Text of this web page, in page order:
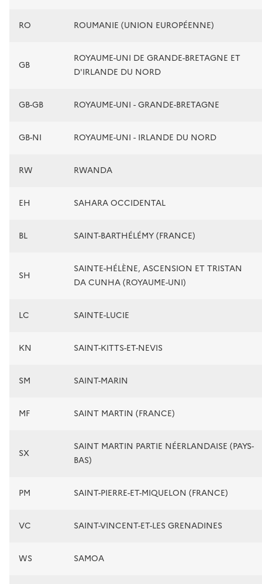
RO ROUMANIE (UNION EUROPÉENNE)
GB
ROYAUME-UNI DE GRANDE-BRETAGNE ET
D'IRLANDE DU NORD
GB-GB ROYAUME-UNI - GRANDE-BRETAGNE
GB-NI ROYAUME-UNI - IRLANDE DU NORD
RW RWANDA
EH SAHARA OCCIDENTAL
BL SAINT-BARTHÉLÉMY (FRANCE)
SH
SAINTE-HÉLÈNE, ASCENSION ET TRISTAN
DA CUNHA (ROYAUME-UNI)
LC SAINTE-LUCIE
KN SAINT-KITTS-ET-NEVIS
SM SAINT-MARIN
MF SAINT MARTIN (FRANCE)
SX
SAINT MARTIN PARTIE NÉERLANDAISE (PAYS-
BAS)
PM SAINT-PIERRE-ET-MIQUELON (FRANCE)
VC SAINT-VINCENT-ET-LES GRENADINES
WS SAMOA